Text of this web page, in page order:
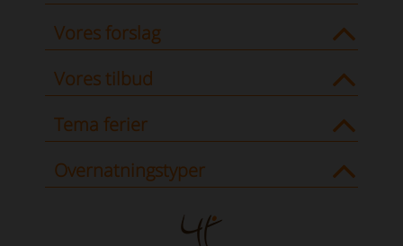
Vores forslag
Vores tilbud
Tema ferier
Overnatningstyper